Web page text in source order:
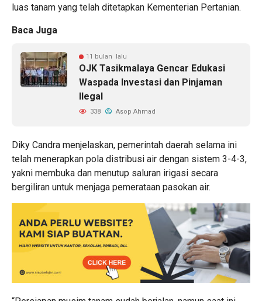
luas tanam yang telah ditetapkan Kementerian Pertanian.
Baca Juga
11 bulan lalu
OJK Tasikmalaya Gencar Edukasi
Waspada Investasi dan Pinjaman
Ilegal
338 Asop Ahmad
Diky Candra menjelaskan, pemerintah daerah selama ini
telah menerapkan pola distribusi air dengan sistem 3-4-3,
yakni membuka dan menutup saluran irigasi secara
bergiliran untuk menjaga pemerataan pasokan air.